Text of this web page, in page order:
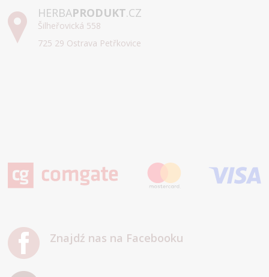
HERBAPRODUKT.CZ
Šilheřovická 558
725 29 Ostrava Petřkovice
Znajdź nas na Facebooku